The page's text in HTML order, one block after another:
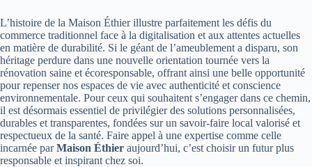
L’histoire de la Maison Éthier illustre parfaitement les défis du
commerce traditionnel face à la digitalisation et aux attentes actuelles
en matière de durabilité. Si le géant de l’ameublement a disparu, son
héritage perdure dans une nouvelle orientation tournée vers la
rénovation saine et écoresponsable, offrant ainsi une belle opportunité
pour repenser nos espaces de vie avec authenticité et conscience
environnementale. Pour ceux qui souhaitent s’engager dans ce chemin,
il est désormais essentiel de privilégier des solutions personnalisées,
durables et transparentes, fondées sur un savoir-faire local valorisé et
respectueux de la santé. Faire appel à une expertise comme celle
incarnée parMaison Éthier aujourd’hui, c’est choisir un futur plus
responsable et inspirant chez soi.